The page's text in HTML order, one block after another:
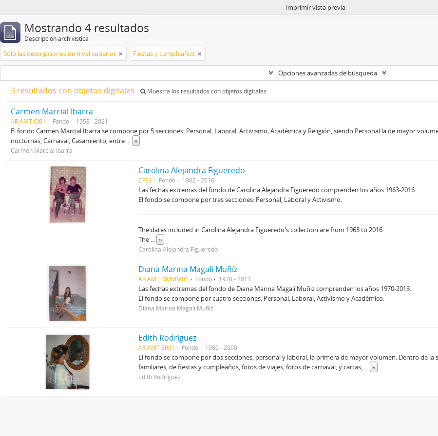
Imprimir vista previa
Mostrando 4 resultados
Descripción archivística
Sólo las descripciones de nivel superior Fiestas y cumpleaños
Opciones avanzadas de búsqueda
3 resultados con objetos digitales Muestra los resultados con objetos digitales
Carmen Marcial Ibarra
AR AMT CI01 Fondo 1958 - 2021
El fondo Carmen Marcial Ibarra se compone por 5 secciones: Personal, Laboral, Activismo, Académica y Religión, siendo Personal la de mayor
nocturnas, Carnaval, Casamiento, entre ... »
Carmen Marcial Ibarra
Carolina Alejandra Figueredo
CF01 Fondo 1962 - 2016
Las fechas extremas del fondo de Carolina Alejandra Figueredo comprenden los años 1963-2016.
El fondo se compone por tres secciones: Personal, Laboral y Activismo.
The dates included in Carolina Alejandra Figueredo's collection are from 1963 to 2016.
The ... »
Carolina Alejandra Figueredo
Diana Marina Magalí Muñíz
AR AMT DMMM01 Fondo 1970 - 2013
Las fechas extremas del fondo de Diana Marina Magalí Muñiz comprenden los años 1970-2013.
El fondo se compone por cuatro secciones: Personal, Laboral, Activismo y Académico.
Diana Marina Magalí Muñiz
Edith Rodriguez
AR AMT ER01 Fondo 1980 - 2000
El fondo se compone por dos secciones: personal y laboral, la primera de mayor volumen. Dentro de
familiares, de fiestas y cumpleaños, fotos de viajes, fotos de carnaval, y cartas, ... »
Edith Rodriguez